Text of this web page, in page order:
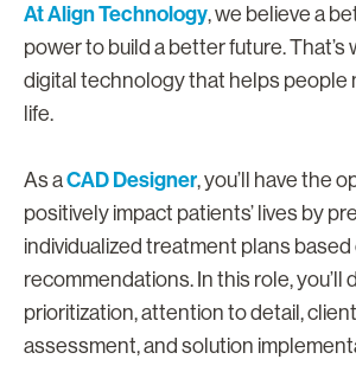
At Align Technology, we believe a
power to build a better future. That’s
digital technology that helps people
life.
As aCAD Designer, you’ll have the
positively impact patients’ lives by
individualized treatment plans based
recommendations. In this role, you’ll
prioritization, attention to detail,
assessment, and solution